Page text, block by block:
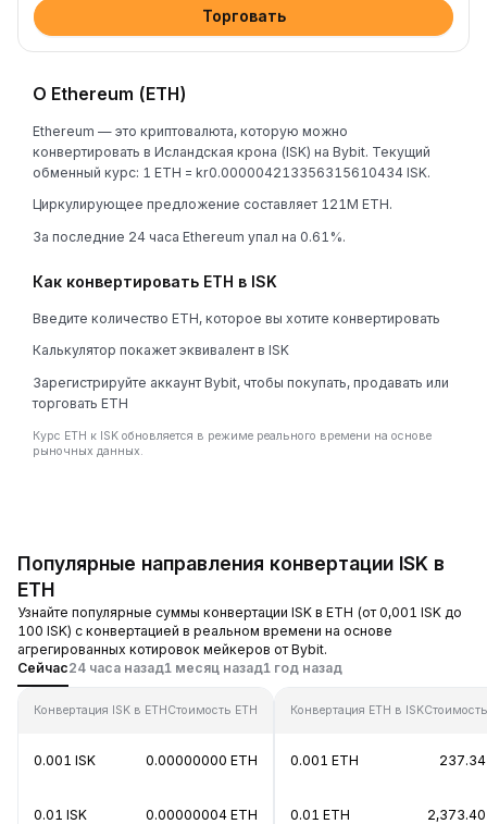
Торговать
О Ethereum (ETH)
Ethereum — это криптовалюта, которую можно
конвертировать в Исландская крона (ISK) на Bybit. Текущий
обменный курс: 1 ETH = kr0.000004213356315610434 ISK.
Циркулирующее предложение составляет 121M ETH.
За последние 24 часа Ethereum упал на 0.61%.
Как конвертировать ETH в ISK
Введите количество ETH, которое вы хотите конвертировать
Калькулятор покажет эквивалент в ISK
Зарегистрируйте аккаунт Bybit, чтобы покупать, продавать или
торговать ETH
Курс ETH к ISK обновляется в режиме реального времени на основе
рыночных данных.
Популярные направления конвертации ISK в
ETH
Узнайте популярные суммы конвертации ISK в ETH (от 0,001 ISK до
100 ISK) с конвертацией в реальном времени на основе
агрегированных котировок мейкеров от Bybit.
Сейчас24 часа назад1 месяц назад1 год назад
Конвертация ISK в ETHСтоимость ETH
0.001 ISK 0.00000000 ETH
0.01 ISK 0.00000004 ETH
Конвертация ETH в ISK
0.001 ETH 237.34
0.01 ETH 2,373.40